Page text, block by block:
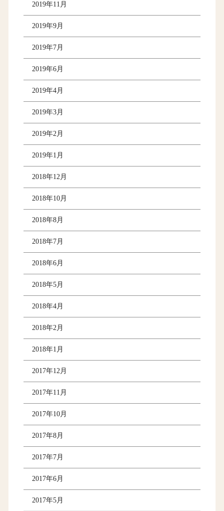
2019年11月
2019年9月
2019年7月
2019年6月
2019年4月
2019年3月
2019年2月
2019年1月
2018年12月
2018年10月
2018年8月
2018年7月
2018年6月
2018年5月
2018年4月
2018年2月
2018年1月
2017年12月
2017年11月
2017年10月
2017年8月
2017年7月
2017年6月
2017年5月